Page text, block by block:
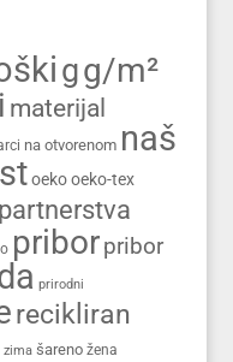
gg/m²
materijal
na otvorenom naš
oeko oeko-tex
partnerstva
priborpribor
prirodni
recikliran
zima šareno žena